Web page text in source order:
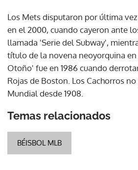
Los Mets disputaron por última
en el 2000, cuando cayeron ante
llamada 'Serie del Subway',
título de la novena neoyorquina
Otoño' fue en 1986 cuando
Rojas de Boston. Los Cachorros
Mundial desde 1908.
Temas relacionados
BÉISBOL MLB